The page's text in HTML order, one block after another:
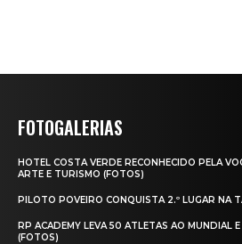
FOTOGALERIAS
HOTEL COSTA VERDE RECONHECIDO PELA
ARTE E TURISMO (FOTOS)
PILOTO POVEIRO CONQUISTA 2.º LUGAR NA
RP ACADEMY LEVA 50 ATLETAS AO MUNDIAL E
(FOTOS)